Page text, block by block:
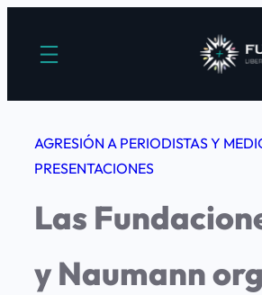
AGRESIÓN A PERIODISTAS Y
PRESENTACIONES
Las
y Naumann